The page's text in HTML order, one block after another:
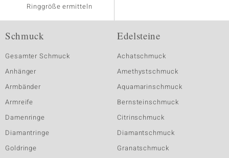
Ringgröße ermitteln
Schmuck
Gesamter Schmuck
Anhänger
Armbänder
Armreife
Damenringe
Diamantringe
Goldringe
Edelsteine
Achatschmuck
Amethystschmuck
Aquamarinschmuck
Bernsteinschmuck
Citrinschmuck
Diamantschmuck
Granatschmuck